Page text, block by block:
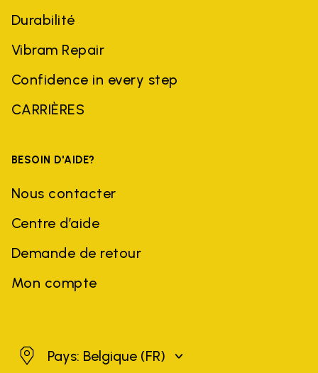
Durabilité
Vibram Repair
Confidence in every step
CARRIÈRES
BESOIN D'AIDE?
Nous contacter
Centre d’aide
Demande de retour
Mon compte
BelgiquePays: Belgique (FR)